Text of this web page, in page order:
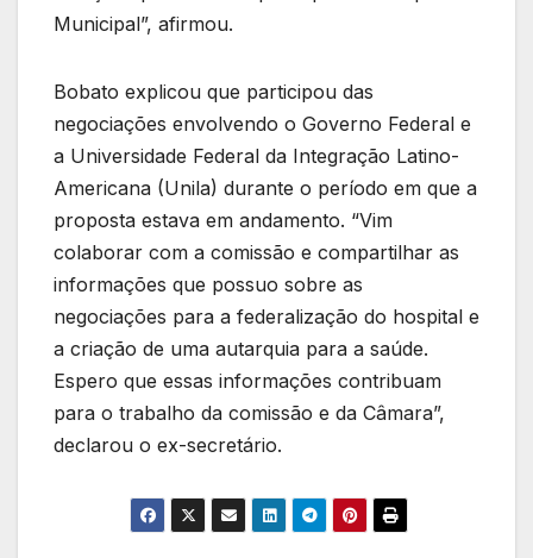
Municipal”, afirmou.
Bobato explicou que participou das
negociações envolvendo o Governo Federal e
a Universidade Federal da Integração Latino-
Americana (Unila) durante o período em que a
proposta estava em andamento. “Vim
colaborar com a comissão e compartilhar as
informações que possuo sobre as
negociações para a federalização do hospital e
a criação de uma autarquia para a saúde.
Espero que essas informações contribuam
para o trabalho da comissão e da Câmara”,
declarou o ex-secretário.